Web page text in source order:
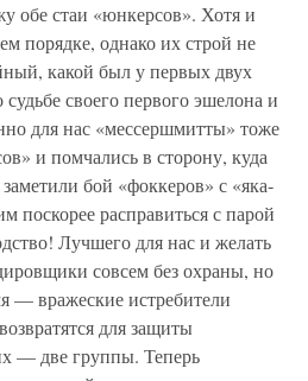
обе стаи «юнкерсов». Хотя и
порядке, однако их строй не
какой был у первых двух
своего первого эшелона и
для нас «мессершмитты» тоже
и помчались в сто­рону, куда
бой «фоккеров» с «яка­
поскорее расправиться с парой
Лучшего для нас и желать
совсем без охраны, но
— вражеские истребители
для защи­ты
— две группы. Теперь